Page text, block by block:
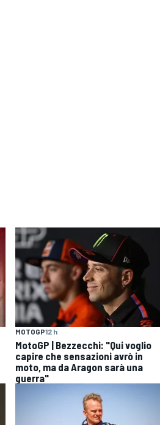
MOTOGP12 h
MotoGP | Bezzecchi: "Qui voglio
capire che sensazioni avrò in
moto, ma da Aragon sarà una
guerra"